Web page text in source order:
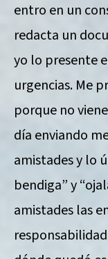
entro en un
redacta un
yo lo presente
urgencias. Me
porque no
día enviando
amistades y lo
bendiga” y
amistades las